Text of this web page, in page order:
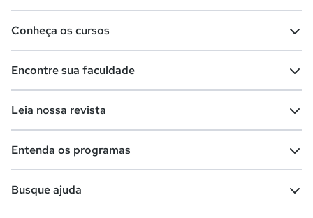
Conheça os cursos
Cursos técnicos
Escolas
Encontre sua faculdade
Comunidade Quero
Leia nossa revista
Profissões
Entenda os programas
Busque ajuda